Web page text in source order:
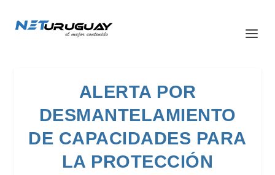
ALERTA POR
DESMANTELAMIENTO
DE CAPACIDADES PARA
LA PROTECCIÓN